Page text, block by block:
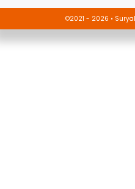
©2021 - 2026 •